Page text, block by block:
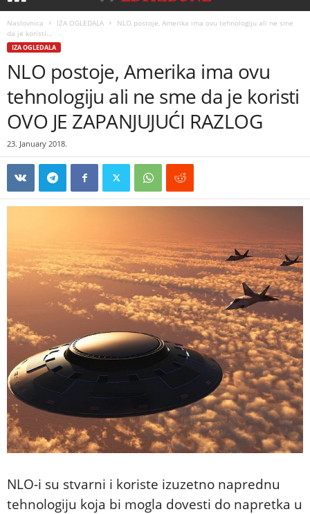
Naslovnica IZA OGLEDALA
NLO postoje, Amerika ima ovu tehnologiju ali ne sme
da je koristi...
IZA OGLEDALA
NLO postoje, Amerika ima ovu
tehnologiju ali ne sme da je koristi
OVO JE ZAPANJUJUĆI RAZLOG
23. January 2018.
NLO-i su stvarni i koriste izuzetno naprednu
tehnologiju koja bi mogla dovesti do napretka u